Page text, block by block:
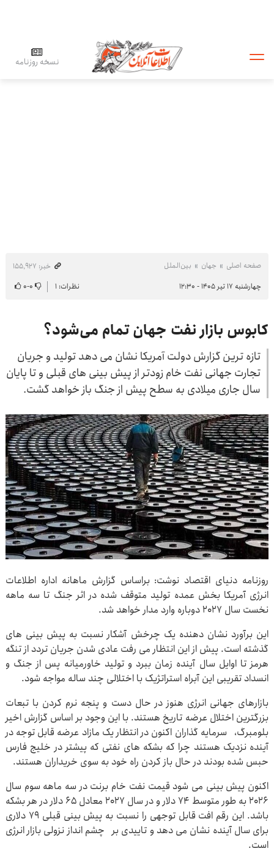
نسخه روزنامه
صفحه اصلی جهان بین‌الملل
خبر: ۱۵۵٬۹۲۷
چهارشنبه ۱۷ تیر ۱۴۰۵ - ۱۲:۳۰
نظرات: ۱ ۰-۰
کابوس بازار نفت جهان تمام می‌شود؟
تازه ترین گزارش دولت آمریکا نشان می دهد تولید و جریان
تجارت جهانی نفت خام زودتر از پیش بینی های قبلی و تا پایان
سال جاری میلادی به سطح پیش از جنگ باز خواهد گشت.
روزنامه دنیای اقتصاد نوشت: براساس گزارش ماهانه اداره اطلاعات
انرژی آمریکا بخش عمده تولید متوقف شده در اثر جنگ تا سه ماهه
نخست سال ۲۰۲۷ دوباره وارد مدار خواهد شد.
این برآورد نشان دهنده یک چرخش آشکار نسبت به پیش بینی های
گذشته است. پیش از این انتظار می رفت عادی شدن جریان تردد از تنگه
هرمز تا اوایل سال آینده زمان ببرد و تولید خاورمیانه پس از جنگ و
انسداد تقریبی این آبراه استراتژیک با اختلالی چند ساله مواجه شود.
بازارهای جهانی انرژی هنوز در حال دست و پنجه نرم کردن با تبعات
بزرگترین اختلال عرضه تاریخ هستند. با این وجود بر اساس گزارش اخیر
بلومبرگ، سرمایه گذاران اکنون در انتظار یک مازاد عرضه قابل توجه در
آینده نزدیک هستند چرا که بشکه های نفتی که پیشتر در خلیج فارس
حبس شده بودند در حال باز کردن راه خود به سوی خریداران هستند.
اکنون پیش بینی می شود قیمت نفت خام برنت در سه ماهه سوم سال
۲۰۲۶ به طور متوسط ۷۴ دلار و در سال ۲۰۲۷ معادل ۶۵ دلار در هر بشکه
باشد. این رقم افت قابل توجهی را نسبت به پیش بینی قبلی ۷۹ دلاری
برای سال آینده نشان می دهد و تاییدی بر چشم انداز نزولی بازار انرژی
است.